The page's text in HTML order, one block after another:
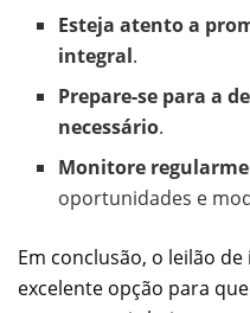
Esteja atento a
integral.
Prepare-se para a
necessário.
Monitore
oportunidades e
Em conclusão, o leilão
excelente opção para